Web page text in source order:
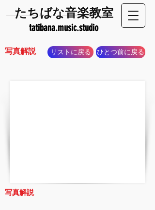
tatibana.music.studio
​たちばな音楽教室
写真解説 リストに戻る ひとつ前に戻る
写真解説